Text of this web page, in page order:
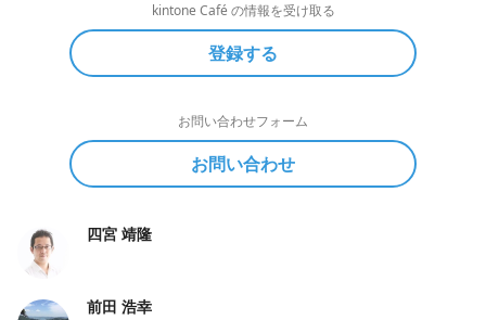
kintone Café の情報を受け取る
登録する
お問い合わせフォーム
お問い合わせ
四宮 靖隆
前田 浩幸